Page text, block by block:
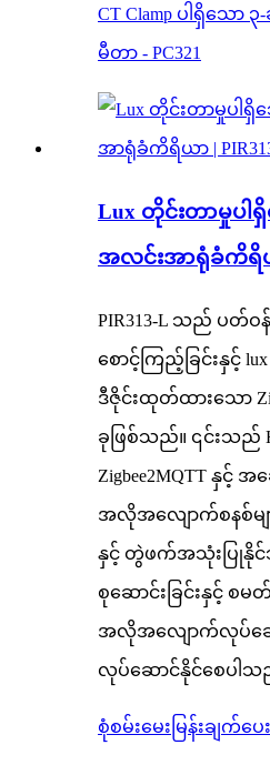
CT Clamp ပါရှိသော
မီတာ - PC321
Lux တိုင်းတာမှုပါရှိ
အလင်းအာရုံခံကိရိယ
PIR313-L သည် ပတ်ဝ
စောင့်ကြည့်ခြင်းနှင့်
ဒီဇိုင်းထုတ်ထားသော
ခုဖြစ်သည်။ ၎င်းသည်
Zigbee2MQTT နှင့်
အလိုအလျောက်စနစ်မျ
နှင့် တွဲဖက်အသုံးပြုနို
စုဆောင်းခြင်းနှင့် စမ
အလိုအလျောက်လုပ်ဆေ
လုပ်ဆောင်နိုင်စေပါသ
စုံစမ်းမေးမြန်းချက်ပေး